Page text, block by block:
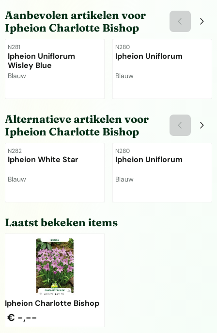
Aanbevolen artikelen voor
Ipheion Charlotte Bishop
Artikelnummer
N281
Ipheion Uniflorum
Wisley Blue
Merk:
Blauw
Artikelnummer
N280
Ipheion Uniflorum
Merk:
Blauw
Alternatieve artikelen voor
Ipheion Charlotte Bishop
Artikelnummer
N282
Ipheion White Star
Merk:
Blauw
Artikelnummer
N280
Ipheion Uniflorum
Merk:
Blauw
Laatst bekeken items
Ipheion Charlotte Bishop
€ -,--